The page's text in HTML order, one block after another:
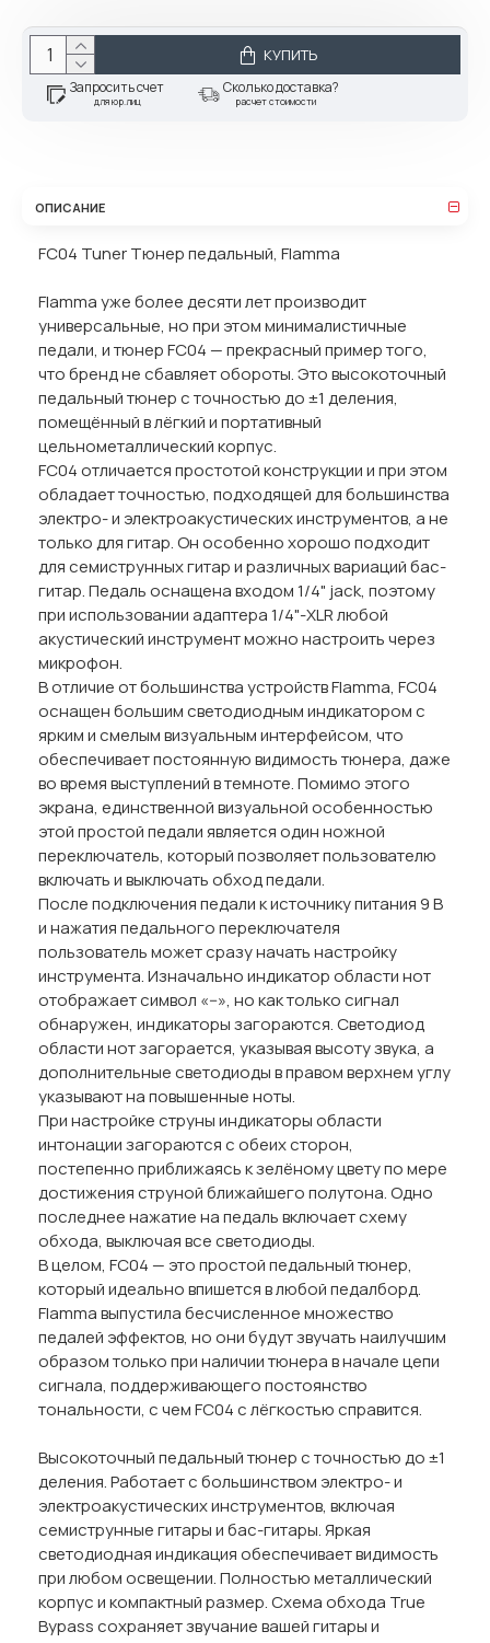
КУПИТЬ
Запросить счет
для юр.лиц
Сколько доставка?
расчет стоимости
ОПИСАНИЕ
FC04 Tuner Тюнер педальный, Flamma
Flamma уже более десяти лет производит
универсальные, но при этом минималистичные
педали, и тюнер FC04 — прекрасный пример того,
что бренд не сбавляет обороты. Это высокоточный
педальный тюнер с точностью до ±1 деления,
помещённый в лёгкий и портативный
цельнометаллический корпус.
FC04 отличается простотой конструкции и при этом
обладает точностью, подходящей для большинства
электро- и электроакустических инструментов, а не
только для гитар. Он особенно хорошо подходит
для семиструнных гитар и различных вариаций бас-
гитар. Педаль оснащена входом 1/4" jack, поэтому
при использовании адаптера 1/4"-XLR любой
акустический инструмент можно настроить через
микрофон.
В отличие от большинства устройств Flamma, FC04
оснащен большим светодиодным индикатором с
ярким и смелым визуальным интерфейсом, что
обеспечивает постоянную видимость тюнера, даже
во время выступлений в темноте. Помимо этого
экрана, единственной визуальной особенностью
этой простой педали является один ножной
переключатель, который позволяет пользователю
включать и выключать обход педали.
После подключения педали к источнику питания 9 В
и нажатия педального переключателя
пользователь может сразу начать настройку
инструмента. Изначально индикатор области нот
отображает символ «--», но как только сигнал
обнаружен, индикаторы загораются. Светодиод
области нот загорается, указывая высоту звука, а
дополнительные светодиоды в правом верхнем углу
указывают на повышенные ноты.
При настройке струны индикаторы области
интонации загораются с обеих сторон,
постепенно приближаясь к зелёному цвету по мере
достижения струной ближайшего полутона. Одно
последнее нажатие на педаль включает схему
обхода, выключая все светодиоды.
В целом, FC04 — это простой педальный тюнер,
который идеально впишется в любой педалборд.
Flamma выпустила бесчисленное множество
педалей эффектов, но они будут звучать наилучшим
образом только при наличии тюнера в начале цепи
сигнала, поддерживающего постоянство
тональности, с чем FC04 с лёгкостью справится.
Высокоточный педальный тюнер с точностью до ±1
деления. Работает с большинством электро- и
электроакустических инструментов, включая
семиструнные гитары и бас-гитары. Яркая
светодиодная индикация обеспечивает видимость
при любом освещении. Полностью металлический
корпус и компактный размер. Схема обхода True
Bypass сохраняет звучание вашей гитары и